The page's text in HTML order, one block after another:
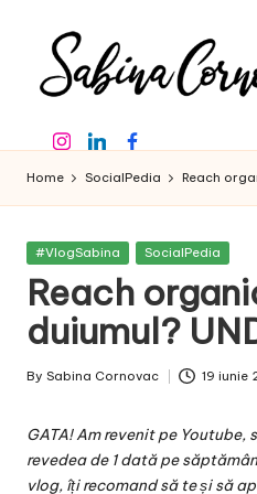
content
a
b
in
a
C
o
r
n
o
creator
de
16
-
InstagramLinkedinFacebook
Home SocialPedia Reach
Posted
#VlogSabina SocialPedia
Reach
duiumul?
Posted
By Sabina Cornovac 19 iunie
GATA! Am revenit pe Youtube,
revedea de 1 dată pe
vlog, îți recomand să teși să